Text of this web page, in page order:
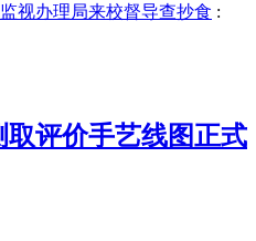
视办理局来校督导查抄食 :
评价手艺线图正式